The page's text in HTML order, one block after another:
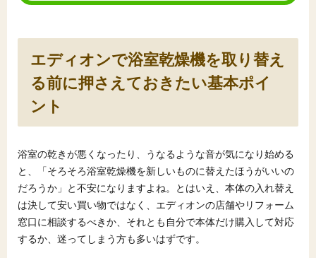
任せる場合の違い
6.1
DIY交換の難易度・必要な道具とエディオン依頼
の安心感
6.2
己負担額のイメージ
浴室乾燥機まわりで補助対象になりやすい工事
の考え方
7.2
補助金あり・なしで変わる自己負担額シミュレ
ーション例
エディオンで浴室乾燥機を取り替え
る前に押さえておきたい基本ポイ
ント
浴室の乾きが悪くなったり、うなるような音が気になり始める
と、「そろそろ浴室乾燥機を新しいものに替えたほうがいいの
だろうか」と不安になりますよね。とはいえ、本体の入れ替え
は決して安い買い物ではなく、エディオンの店舗やリフォーム
窓口に相談するべきか、それとも自分で本体だけ購入して対応
するか、迷ってしまう方も多いはずです。